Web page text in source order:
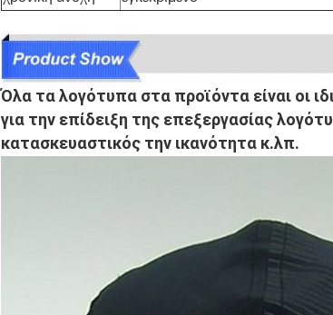
Όλα τα λογότυπα στα προϊόντα είναι οι
για την επίδειξη της επεξεργασίας
κατασκευαστικός την ικανότητα κ.λπ.